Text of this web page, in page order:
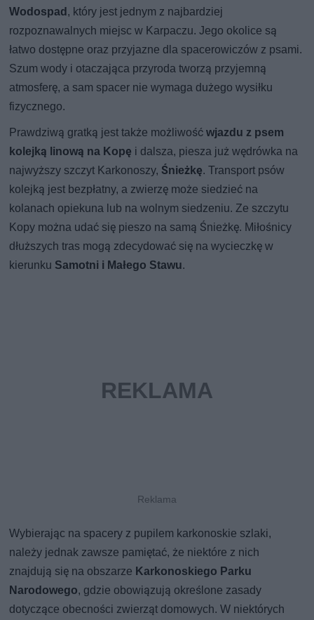
Wodospad, który jest jednym z najbardziej
rozpoznawalnych miejsc w Karpaczu. Jego okolice są
łatwo dostępne oraz przyjazne dla spacerowiczów z psami.
Szum wody i otaczająca przyroda tworzą przyjemną
atmosferę, a sam spacer nie wymaga dużego wysiłku
fizycznego.
Prawdziwą gratką jest także możliwośćwjazdu z psem
kolejką linową na Kopę i dalsza, piesza już wędrówka na
najwyższy szczyt Karkonoszy, Śnieżkę. Transport psów
kolejką jest bezpłatny, a zwierzę może siedzieć na
kolanach opiekuna lub na wolnym siedzeniu. Ze szczytu
Kopy można udać się pieszo na samą Śnieżkę. Miłośnicy
dłuższych tras mogą zdecydować się na wycieczkę w
kierunku Samotni i Małego Stawu.
Wybierając na spacery z pupilem karkonoskie szlaki,
należy jednak zawsze pamiętać, że niektóre z nich
znajdują się na obszarze Karkonoskiego Parku
Narodowego, gdzie obowiązują określone zasady
dotyczące obecności zwierząt domowych. W niektórych